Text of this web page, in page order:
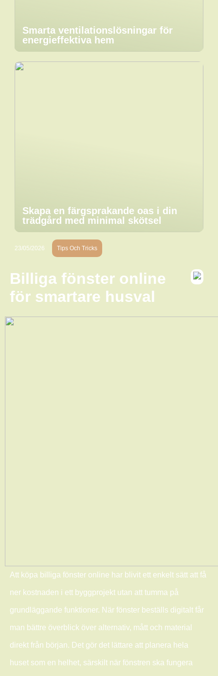
Smarta ventilationslösningar för
energieffektiva hem
Skapa en färgsprakande oas i din
trädgård med minimal skötsel
23/05/2026 Tips Och Tricks
Billiga fönster online
för smartare husval
Att köpa billiga fönster online har blivit ett enkelt sätt att få
ner kostnaden i ett byggprojekt utan att tumma på
grundläggande funktioner. När fönster beställs digitalt får
man bättre överblick över alternativ, mått och material
direkt från början. Det gör det lättare att planera hela
huset som en helhet, särskilt när fönstren ska fungera